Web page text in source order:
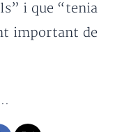
i que “tenia
important de